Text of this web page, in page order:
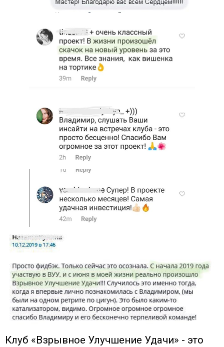
Клуб «Взрывное Улучшение Удачи» - это